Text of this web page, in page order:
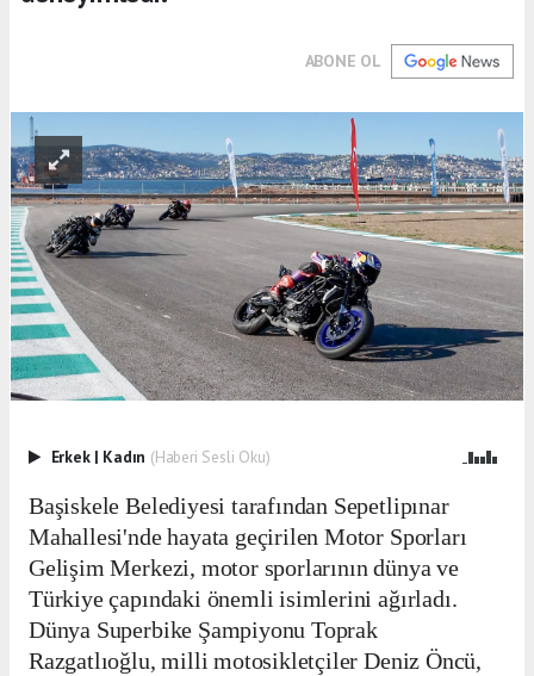
ABONE OL
Erkek | Kadın (Haberi Sesli Oku)
Başiskele Belediyesi tarafından Sepetlipınar
Mahallesi'nde hayata geçirilen Motor Sporları
Gelişim Merkezi, motor sporlarının dünya ve
Türkiye çapındaki önemli isimlerini ağırladı.
Dünya Superbike Şampiyonu Toprak
Razgatlıoğlu, milli motosikletçiler Deniz Öncü,